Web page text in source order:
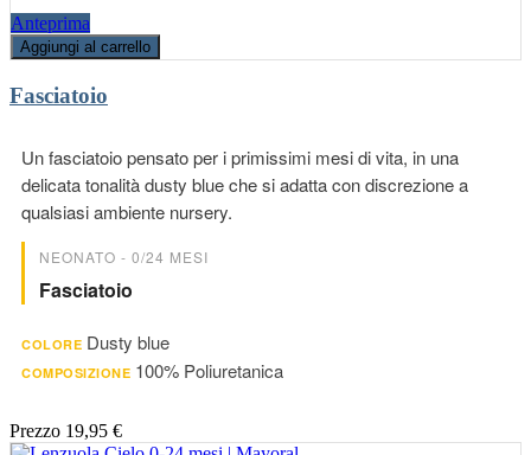
Anteprima
Aggiungi al carrello
Fasciatoio
Un fasciatoio pensato per i primissimi mesi di vita, in una
delicata tonalità dusty blue che si adatta con discrezione a
qualsiasi ambiente nursery.
NEONATO - 0/24 MESI
Fasciatoio
COLORE Dusty blue
COMPOSIZIONE 100% Poliuretanica
Prezzo 19,95 €